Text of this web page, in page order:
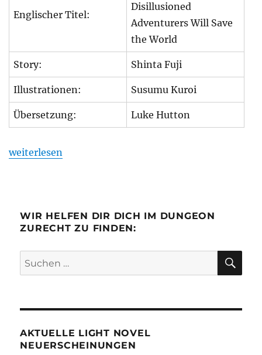
Englischer Titel:
Disillusioned
Adventurers Will Save
the World
Story: Shinta Fuji
Illustrationen: Susumu Kuroi
Übersetzung: Luke Hutton
„Review: Apparently, Disillusioned Adventurers Will
weiterlesen
WIR HELFEN DIR DICH IM DUNGEON
ZURECHT ZU FINDEN:
Suchen
nach:
AKTUELLE LIGHT NOVEL
NEUERSCHEINUNGEN